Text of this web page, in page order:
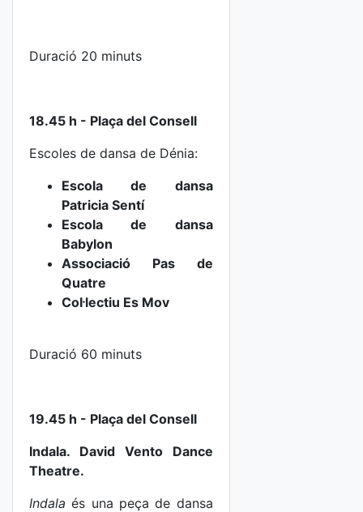
Duració 20 minuts
18.45 h - Plaça del Consell
Escoles de dansa de Dénia:
Escola de dansa
Patricia Sentí
Escola de dansa
Babylon
Associació Pas de
Quatre
Col·lectiu Es Mov
Duració 60 minuts
19.45 h - Plaça del Consell
Indala. David Vento Dance
Theatre.
Indala és una peça de dansa